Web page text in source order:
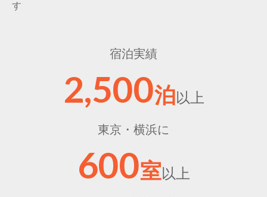
す
宿泊実績
2,500泊以上
東京・横浜に
600室以上